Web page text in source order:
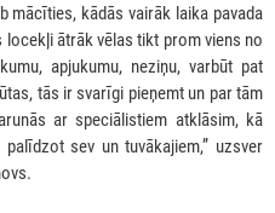
mācīties, kādās vairāk laika pavada
ātrāk vēlas tikt prom viens no
apjukumu, neziņu, varbūt pat
tās ir svarīgi pieņemt un par tām
ar speciālistiem atklāsim, kā
sev un tuvākajiem,” uzsver